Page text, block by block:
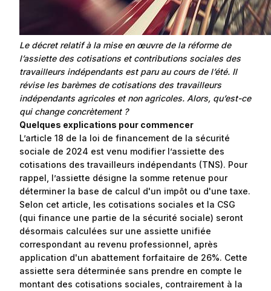
Le décret relatif à la mise en œuvre de la réforme de
l’assiette des cotisations et contributions sociales des
travailleurs indépendants est paru au cours de l’été. Il
révise les barèmes de cotisations des travailleurs
indépendants agricoles et non agricoles. Alors, qu’est-ce
qui change concrètement ?
Quelques explications pour commencer
L’article 18 de la loi de financement de la sécurité
sociale de 2024 est venu modifier l’assiette des
cotisations des travailleurs indépendants (TNS). Pour
rappel, l’assiette désigne la somme retenue pour
déterminer la base de calcul d'un impôt ou d'une taxe.
Selon cet article, les cotisations sociales et la CSG
(qui finance une partie de la sécurité sociale) seront
désormais calculées sur une assiette unifiée
correspondant au revenu professionnel, après
application d'un abattement forfaitaire de 26%. Cette
assiette sera déterminée sans prendre en compte le
montant des cotisations sociales, contrairement à la